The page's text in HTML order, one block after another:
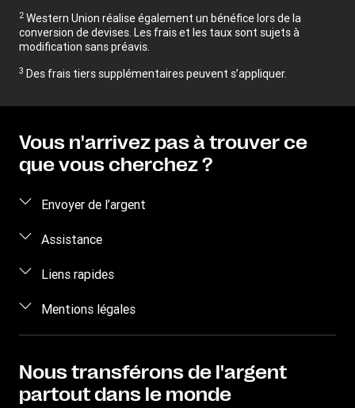
2 Western Union réalise également un bénéfice lors de la
conversion de devises. Les frais et les taux sont sujets à
modification sans préavis.
3 Des frais tiers supplémentaires peuvent s’appliquer.
Vous n'arrivez pas à trouver ce
que vous cherchez ?
Envoyer de l’argent
Envoyer de l’argent en ligne
Suivre un transfert
Points de vente
Télécharger l’application
Convertisseur de devises
Assistance
Foire aux questions
Liens rapides
Se connecter / S’inscrire
Devenir agent
Demande d'historique de transfert
Mentions légales
Déclaration de Confidentialité
Conditions d’utilisation
Nous transférons de l'argent
partout dans le monde